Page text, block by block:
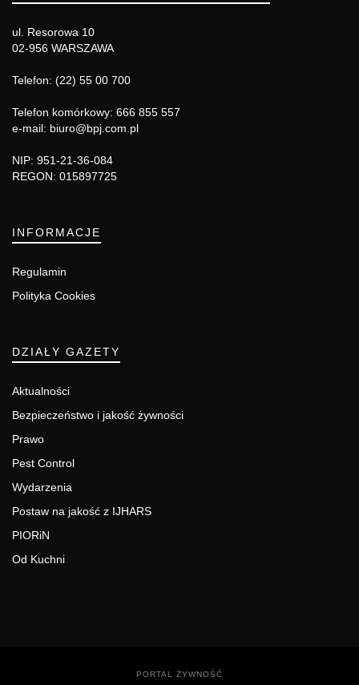
ul. Resorowa 10
02-956 WARSZAWA
Telefon: (22) 55 00 700
Telefon komórkowy: 666 855 557
e-mail: biuro@bpj.com.pl
NIP: 951-21-36-084
REGON: 015897725
INFORMACJE
Regulamin
Polityka Cookies
DZIAŁY GAZETY
Aktualności
Bezpieczeństwo i jakość żywności
Prawo
Pest Control
Wydarzenia
Postaw na jakość z IJHARS
PIORiN
Od Kuchni
PORTAL ŻYWNOŚĆ